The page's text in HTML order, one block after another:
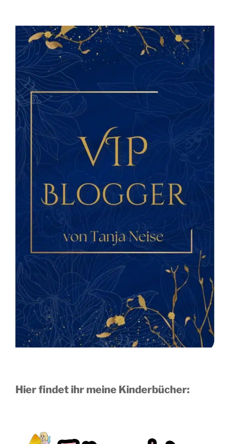
Hier findet ihr meine Kinderbücher: